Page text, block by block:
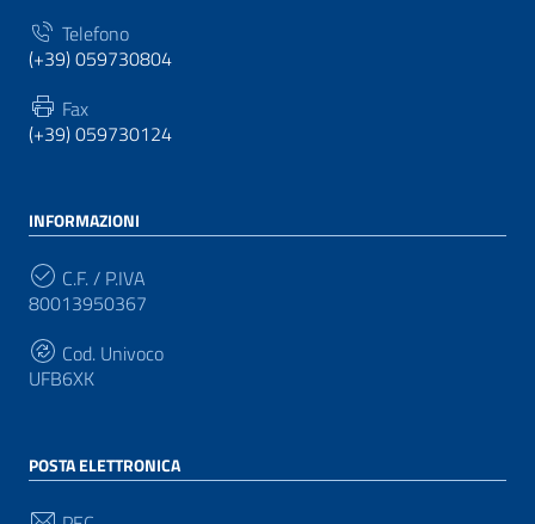
Telefono
(+39) 059730804
Fax
(+39) 059730124
INFORMAZIONI
C.F. / P.IVA
80013950367
Cod. Univoco
UFB6XK
POSTA ELETTRONICA